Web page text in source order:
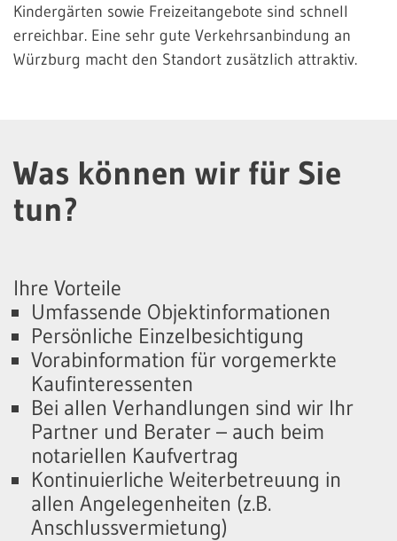
Kindergärten sowie Freizeitangebote sind schnell
erreichbar. Eine sehr gute Verkehrsanbindung an
Würzburg macht den Standort zusätzlich attraktiv.
Was können wir für Sie
tun?
Ihre Vorteile
Umfassende Objektinformationen
Persönliche Einzelbesichtigung
Vorabinformation für vorgemerkte
Kaufinteressenten
Bei allen Verhandlungen sind wir Ihr
Partner und Berater – auch beim
notariellen Kaufvertrag
Kontinuierliche Weiterbetreuung in
allen Angelegenheiten (z.B.
Anschlussvermietung)